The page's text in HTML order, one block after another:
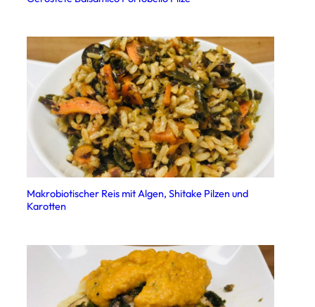
Makrobiotischer Reis mit Algen, Shitake Pilzen und
Karotten